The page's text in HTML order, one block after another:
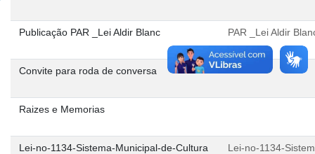
Publicação PAR _Lei Aldir Blanc PAR _Lei Aldir
Convite para roda de conversa
Raizes e Memorias
Lei-no-1134-Sistema-Municipal-de-Cultura Lei-no-1134-